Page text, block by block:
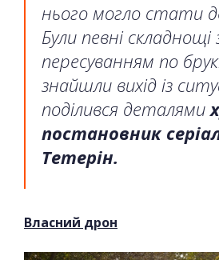
нього могло стати
Були певні складнощі
пересуванням по
знайшли вихід із
поділився деталями
постановник
Тетерін.
Власний дрон